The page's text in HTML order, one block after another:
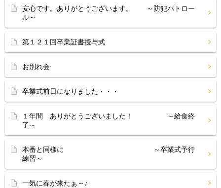
安心です。ありがとうございます。 ～防犯パトロー
ル～
第１２１回卒業証書授与式
お別れ会
卒業式前日になりました・・・
１年間 ありがとうございました！ ～給食終
了～
本番と同様に ～卒業式予行
練習～
一気に春が来たぁ～♪